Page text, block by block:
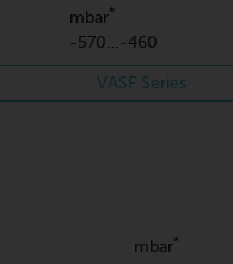
mbar*
-570…-460
VASF Series
mbar*